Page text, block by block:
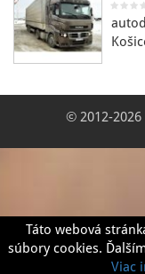
© 2012-
Táto webová
súbory cookies.
Viac